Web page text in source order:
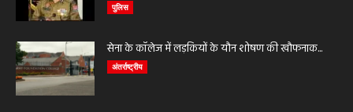
पुलिस
सेना के कॉलेज में लड़कियों के यौन शोषण की खौफनाक...
अंतर्राष्ट्रीय